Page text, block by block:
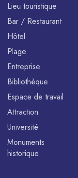
Lieu touristique
Bar / Restaurant
Hôtel
Plage
Entreprise
Bibliothèque
Espace de travail
Attraction
Université
Monuments
historique